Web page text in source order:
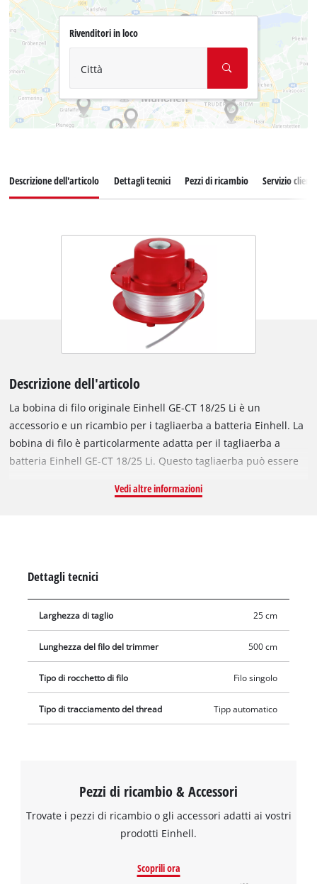
Rivenditori in loco
Città
Descrizione dell'articolo Dettagli tecnici Pezzi di ricambio Servizio clienti
Descrizione dell'articolo
La bobina di filo originale Einhell GE-CT 18/25 Li è un
accessorio e un ricambio per i tagliaerba a batteria Einhell. La
bobina di filo è particolarmente adatta per il tagliaerba a
batteria Einhell GE-CT 18/25 Li. Questo tagliaerba può essere
plastica. Per ottenere i migliori risultati di taglio, la bobina di
è possibile tagliare e sfoltire in modo efficiente erba alta,
erbacce e prati.
Vedi altre informazioni
Dettagli tecnici
Larghezza di taglio 25 cm
Lunghezza del filo del trimmer 500 cm
Tipo di rocchetto di filo Filo singolo
Tipo di tracciamento del thread Tipp automatico
Pezzi di ricambio & Accessori
Trovate i pezzi di ricambio o gli accessori adatti ai vostri
prodotti Einhell.
Scoprili ora